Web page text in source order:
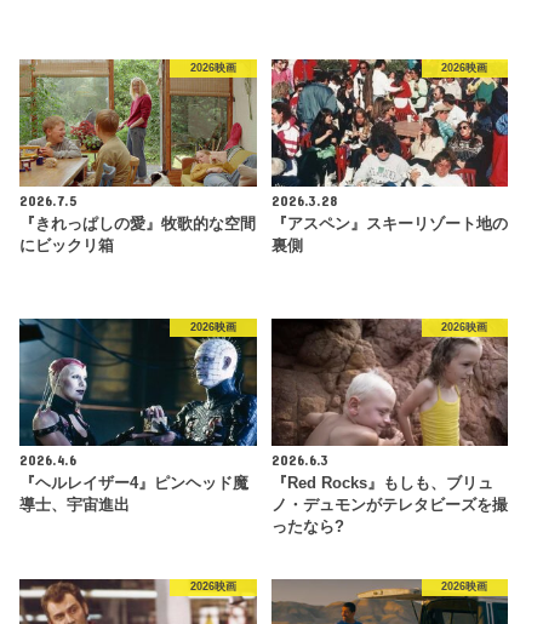
2026映画
2026.7.5
『きれっぱしの愛』牧歌的な空間
にビックリ箱
2026映画
2026.3.28
『アスペン』スキーリゾート地の
裏側
2026映画
2026.4.6
『ヘルレイザー4』ピンヘッド魔
導士、宇宙進出
2026映画
2026.6.3
『Red Rocks』もしも、ブリュ
ノ・デュモンがテレタビーズを撮
ったなら?
2026映画 2026映画